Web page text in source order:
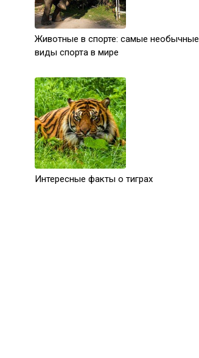
Животные в спорте: самые необычные
виды спорта в мире
Интересные факты о тиграх